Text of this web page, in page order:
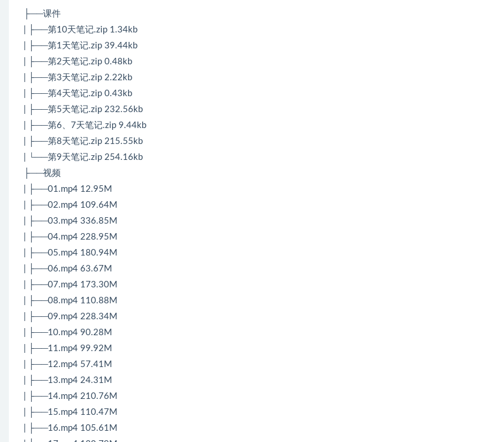
├──课件
| ├──第10天笔记.zip 1.34kb
| ├──第1天笔记.zip 39.44kb
| ├──第2天笔记.zip 0.48kb
| ├──第3天笔记.zip 2.22kb
| ├──第4天笔记.zip 0.43kb
| ├──第5天笔记.zip 232.56kb
| ├──第6、7天笔记.zip 9.44kb
| ├──第8天笔记.zip 215.55kb
| └──第9天笔记.zip 254.16kb
├──视频
| ├──01.mp4 12.95M
| ├──02.mp4 109.64M
| ├──03.mp4 336.85M
| ├──04.mp4 228.95M
| ├──05.mp4 180.94M
| ├──06.mp4 63.67M
| ├──07.mp4 173.30M
| ├──08.mp4 110.88M
| ├──09.mp4 228.34M
| ├──10.mp4 90.28M
| ├──11.mp4 99.92M
| ├──12.mp4 57.41M
| ├──13.mp4 24.31M
| ├──14.mp4 210.76M
| ├──15.mp4 110.47M
| ├──16.mp4 105.61M